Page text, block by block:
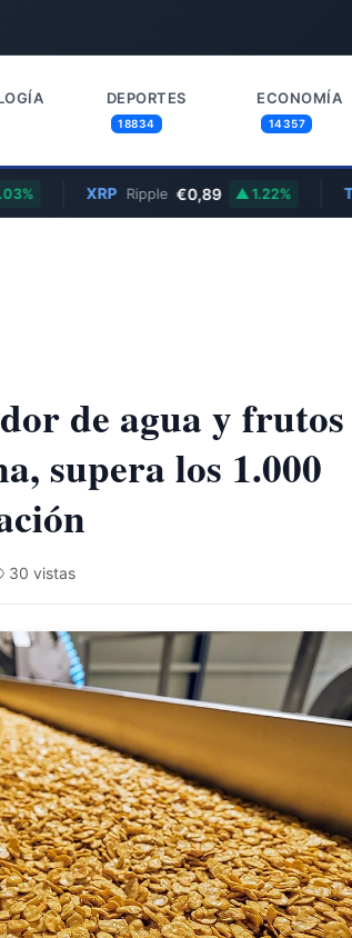
DEPORTES
18834
ECONOMÍA
14357
Ripple €0,89 1.22% TSLA
de agua y frutos
supera los 1.000
30 vistas